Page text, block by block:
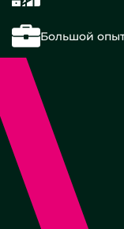
Большой
Интерьерные